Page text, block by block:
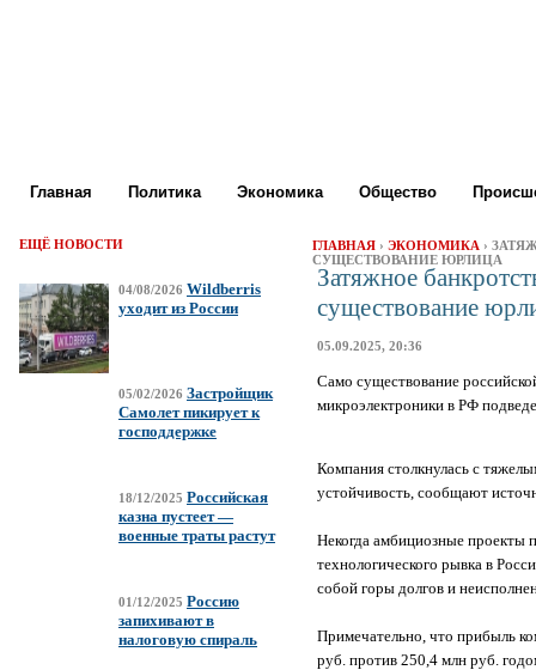
Главная Политика Экономика Общество
ЕЩЁ НОВОСТИ
04/08/2026 Wildberris
уходит из России
05/02/2026 Застройщик
Самолет пикирует к
господдержке
18/12/2025 Российская
казна пустеет —
военные траты растут
01/12/2025 Россию
запихивают в
налоговую спираль
ГЛАВНАЯ › ЭКОНОМИКА ›
СУЩЕСТВОВАНИЕ ЮРЛИЦА
Затяжное
существование
05.09.2025, 20:36
Само существование
микроэлектроники в РФ
Компания столкнулась с
устойчивость, сообщают
Некогда амбициозные проекты
технологического рывка в
собой горы долгов и
Примечательно, что прибыль
руб. против 250,4 млн руб.